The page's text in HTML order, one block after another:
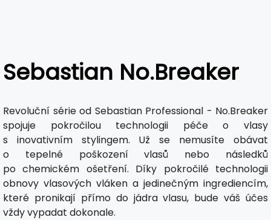
Sebastian No.Breaker
Revoluční série od Sebastian Professional - No.Breaker
spojuje pokročilou technologii péče o vlasy
s inovativním stylingem. Už se nemusíte obávat
o tepelné poškození vlasů nebo následků
po chemickém ošetření. Díky pokročilé technologii
obnovy vlasových vláken a jedinečným ingrediencím,
které pronikají přímo do jádra vlasu, bude váš účes
vždy vypadat dokonale.